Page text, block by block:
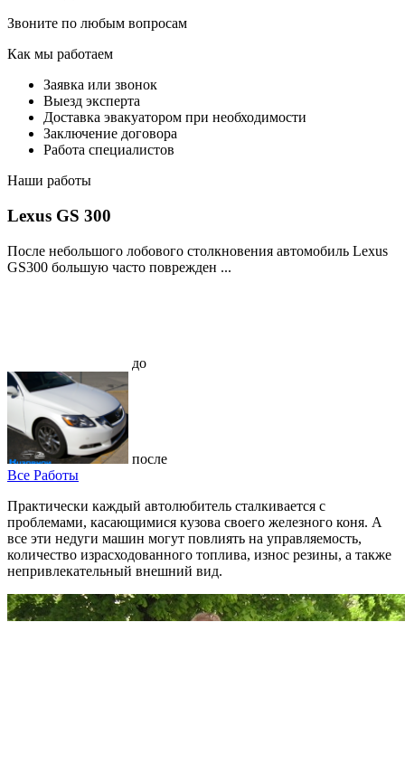
Звоните по любым вопросам
Как мы работаем
Заявка или звонок
Выезд эксперта
Доставка эвакуатором при необходимости
Заключение договора
Работа специалистов
Наши работы
Lexus GS 300
После небольшого лобового столкновения автомобиль Lexus
GS300 большую часто поврежден ...
до
после
Все Работы
Практически каждый автолюбитель сталкивается с
проблемами, касающимися кузова своего железного коня. А
все эти недуги машин могут повлиять на управляемость,
количество израсходованного топлива, износ резины, а также
непривлекательный внешний вид.